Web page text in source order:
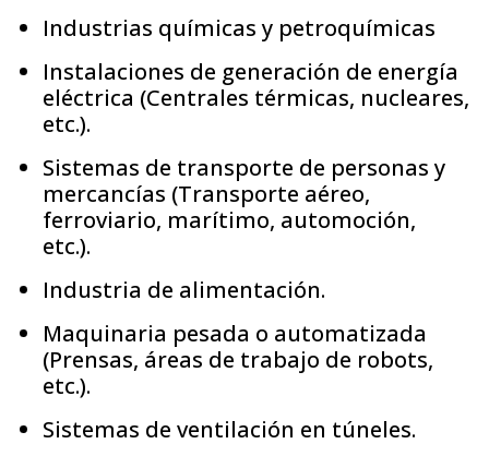
Industrias químicas y petroquímicas
Instalaciones de generación de energía
eléctrica (Centrales térmicas, nucleares,
etc.).
Sistemas de transporte de personas y
mercancías (Transporte aéreo,
ferroviario, marítimo, automoción,
etc.).
Industria de alimentación.
Maquinaria pesada o automatizada
(Prensas, áreas de trabajo de robots,
etc.).
Sistemas de ventilación en túneles.